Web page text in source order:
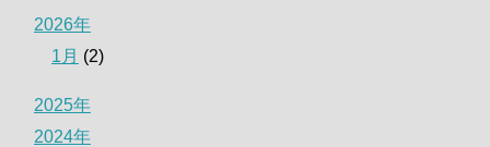
2026年
1月 (2)
2025年
2024年